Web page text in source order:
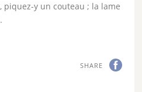
piquez-y un couteau ; la lame
SHARE